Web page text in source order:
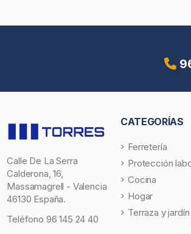
Calle De La Serra
Calderona, 16,
Massamagrell - Valencia
46130 España.
Teléfono 96 145 24 40
CATEGORÍAS
Ferretería
Protección
Cocina
Hogar
Terraza y jardín